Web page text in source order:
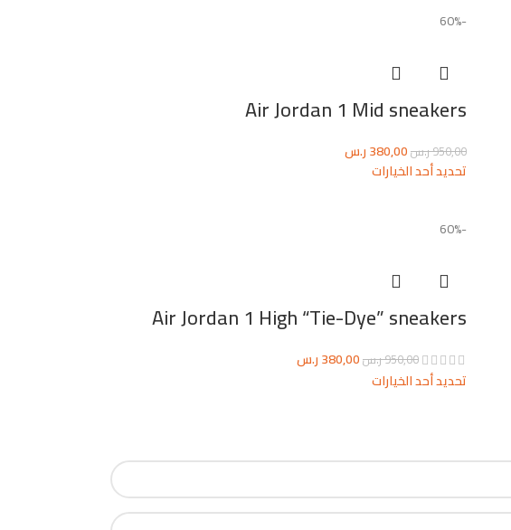
-60%
Air Jordan 1 Mid sneakers
950,00ر.س380,00ر.س
تحديد أحد الخيارات
-60%
Air Jordan 1 High “Tie-Dye” sneakers
950,00ر.س380,00ر.س
تحديد أحد الخيارات